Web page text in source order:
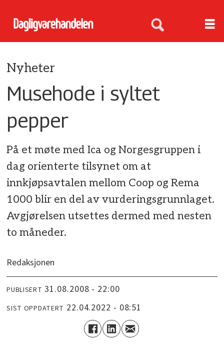
Nyheter
Musehode i syltet
pepper
På et møte med Ica og Norgesgruppen i
dag orienterte tilsynet om at
innkjøpsavtalen mellom Coop og Rema
1000 blir en del av vurderingsgrunnlaget.
Avgjørelsen utsettes dermed med nesten
to måneder.
Redaksjonen
PUBLISERT 31.08.2008 - 22:00
SIST OPPDATERT 22.04.2022 - 08:51